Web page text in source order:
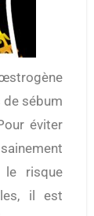
sébum
éviter
le risque
il est